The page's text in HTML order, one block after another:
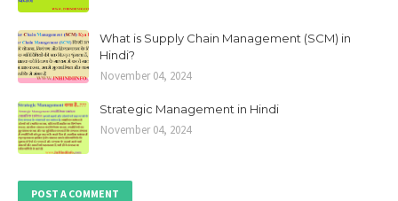
What is Supply Chain Management (SCM) in
Hindi?
November 04, 2024
Strategic Management in Hindi
November 04, 2024
POST A COMMENT